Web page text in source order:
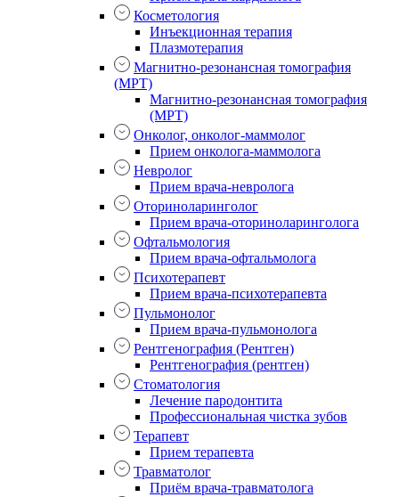
Косметология
Инъекционная терапия
Плазмотерапия
Магнитно-резонансная томография
(МРТ)
Магнитно-резонансная томография
(МРТ)
Онколог, онколог-маммолог
Прием онколога-маммолога
Невролог
Прием врача-невролога
Оториноларинголог
Прием врача-оториноларинголога
Офтальмология
Прием врача-офтальмолога
Психотерапевт
Прием врача-психотерапевта
Пульмонолог
Прием врача-пульмонолога
Рентгенография (Рентген)
Рентгенография (рентген)
Стоматология
Лечение пародонтита
Профессиональная чистка зубов
Терапевт
Прием терапевта
Травматолог
Приём врача-травматолога